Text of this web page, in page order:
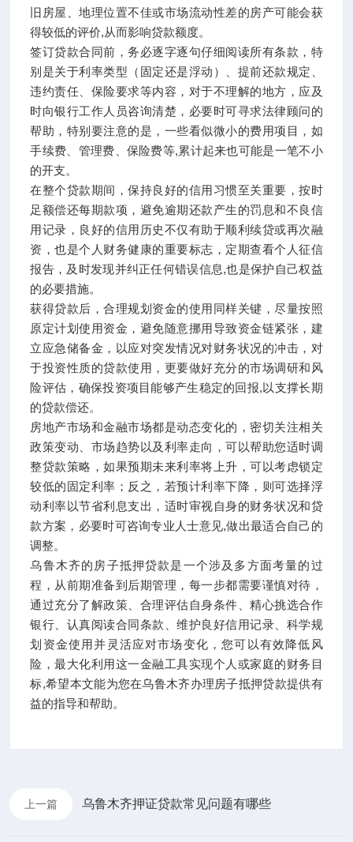
旧房屋、地理位置不佳或市场流动性差的房产可能会获
得较低的评价,从而影响贷款额度。
签订贷款合同前，务必逐字逐句仔细阅读所有条款，特
别是关于利率类型（固定还是浮动）、提前还款规定、
违约责任、保险要求等内容，对于不理解的地方，应及
时向银行工作人员咨询清楚，必要时可寻求法律顾问的
帮助，特别要注意的是，一些看似微小的费用项目，如
手续费、管理费、保险费等,累计起来也可能是一笔不小
的开支。
在整个贷款期间，保持良好的信用习惯至关重要，按时
足额偿还每期款项，避免逾期还款产生的罚息和不良信
用记录，良好的信用历史不仅有助于顺利续贷或再次融
资，也是个人财务健康的重要标志，定期查看个人征信
报告，及时发现并纠正任何错误信息,也是保护自己权益
的必要措施。
获得贷款后，合理规划资金的使用同样关键，尽量按照
原定计划使用资金，避免随意挪用导致资金链紧张，建
立应急储备金，以应对突发情况对财务状况的冲击，对
于投资性质的贷款使用，更要做好充分的市场调研和风
险评估，确保投资项目能够产生稳定的回报,以支撑长期
的贷款偿还。
房地产市场和金融市场都是动态变化的，密切关注相关
政策变动、市场趋势以及利率走向，可以帮助您适时调
整贷款策略，如果预期未来利率将上升，可以考虑锁定
较低的固定利率；反之，若预计利率下降，则可选择浮
动利率以节省利息支出，适时审视自身的财务状况和贷
款方案，必要时可咨询专业人士意见,做出最适合自己的
调整。
乌鲁木齐的房子抵押贷款是一个涉及多方面考量的过
程，从前期准备到后期管理，每一步都需要谨慎对待，
通过充分了解政策、合理评估自身条件、精心挑选合作
银行、认真阅读合同条款、维护良好信用记录、科学规
划资金使用并灵活应对市场变化，您可以有效降低风
险，最大化利用这一金融工具实现个人或家庭的财务目
标,希望本文能为您在乌鲁木齐办理房子抵押贷款提供有
益的指导和帮助。
上一篇 乌鲁木齐押证贷款常见问题有哪些